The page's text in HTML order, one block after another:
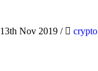
13th Nov 2019 / crypto